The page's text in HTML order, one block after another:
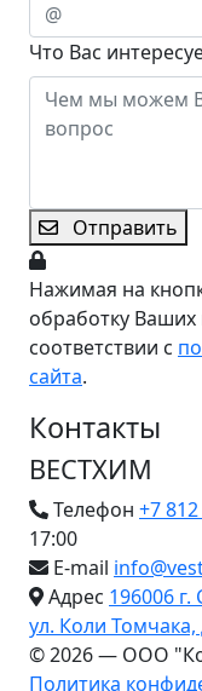
Что Вас
Отправить
Нажимая на
обработку
соответствии с
сайта.
Контакты
ВЕСТХИМ
Телефон +7
17:00
E-mail
Адрес 196006 г.
ул. Коли Томчака,
© 2026 — ООО
Политика